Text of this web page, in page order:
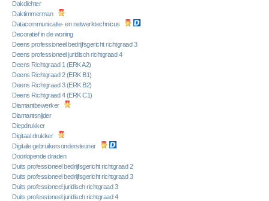
Dakdichter
Daktimmerman
Datacommunicatie- en netwerktechnicus
Decoratief in de woning
Deens professioneel bedrijfsgericht richtgraad 3
Deens professioneel juridisch richtgraad 4
Deens Richtgraad 1 (ERK A2)
Deens Richtgraad 2 (ERK B1)
Deens Richtgraad 3 (ERK B2)
Deens Richtgraad 4 (ERK C1)
Diamantbewerker
Diamantsnijder
Diepdrukker
Digitaal drukker
Digitale gebruikersondersteuner
Doorlopende draden
Duits professioneel bedrijfsgericht richtgraad 2
Duits professioneel bedrijfsgericht richtgraad 3
Duits professioneel juridisch richtgraad 3
Duits professioneel juridisch richtgraad 4